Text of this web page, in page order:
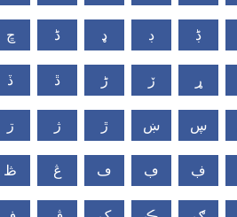
ڇ ڈ ډ ڊ ڋ
ڏ ڐ ڑ ڒ ړ
ڗ ژ ڙ ښ ڛ
ڟ ڠ ڡ ڢ ڣ